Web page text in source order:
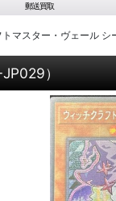
郵送買取
マスター・ヴェール シ
）